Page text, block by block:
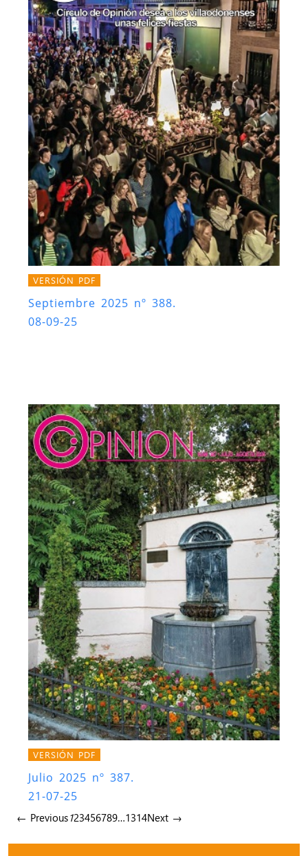
VERSIÓN PDF
Septiembre 2025 nº 388.
08-09-25
VERSIÓN PDF
Julio 2025 nº 387.
21-07-25
← Previous123456789…1314Next →